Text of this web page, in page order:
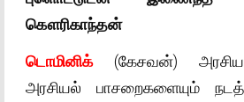
கௌரிகாந்தன்
டொமினிக்(கேசவன்) அரசியல்
அரசியல் பாசறைகளையும்